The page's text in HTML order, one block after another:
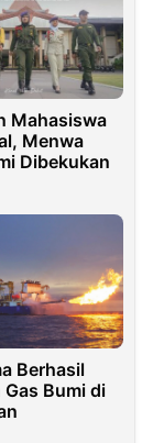
Mahasiswa
Menwa
Dibekukan
Berhasil
Bumi di